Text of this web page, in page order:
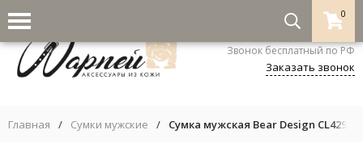
0
8-800-333-5530
Звонок бесплатный по РФ
Заказать звонок
Главная / Сумки мужские / Сумка мужская Bear Design CL42993